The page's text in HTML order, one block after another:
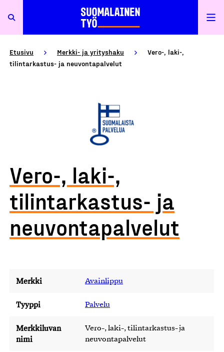
Etusivu Merkki- ja yrityshaku
Vero-, laki-,
tilintarkastus- ja neuvontapalvelut
Vero-, laki-,
tilintarkastus- ja
neuvontapalvelut
Merkki Avainlippu
Tyyppi Palvelu
Merkkiluvan
nimi
Vero-, laki-, tilintarkastus- ja
neuvontapalvelut